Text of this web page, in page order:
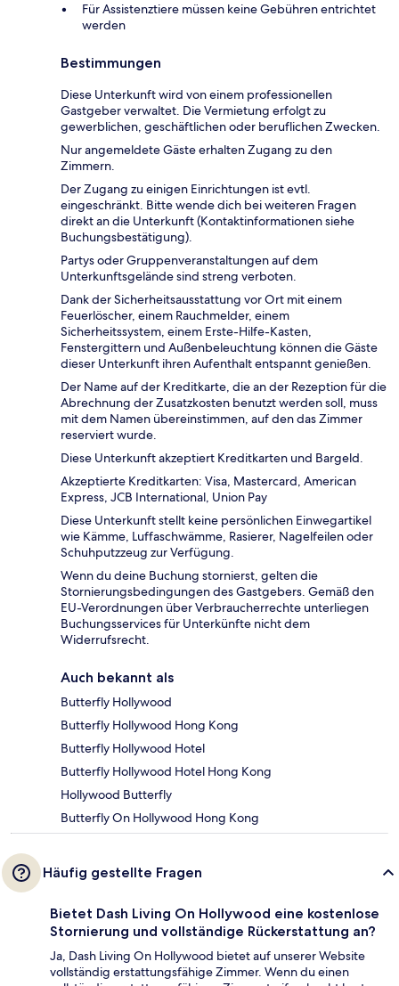
Für Assistenztiere müssen keine Gebühren entrichtet
werden
Bestimmungen
Diese Unterkunft wird von einem professionellen
Gastgeber verwaltet. Die Vermietung erfolgt zu
gewerblichen, geschäftlichen oder beruflichen Zwecken.
Nur angemeldete Gäste erhalten Zugang zu den
Zimmern.
Der Zugang zu einigen Einrichtungen ist evtl.
eingeschränkt. Bitte wende dich bei weiteren Fragen
direkt an die Unterkunft (Kontaktinformationen siehe
Buchungsbestätigung).
Partys oder Gruppenveranstaltungen auf dem
Unterkunftsgelände sind streng verboten.
Dank der Sicherheitsausstattung vor Ort mit einem
Feuerlöscher, einem Rauchmelder, einem
Sicherheitssystem, einem Erste-Hilfe-Kasten,
Fenstergittern und Außenbeleuchtung können die Gäste
dieser Unterkunft ihren Aufenthalt entspannt genießen.
Der Name auf der Kreditkarte, die an der Rezeption für die
Abrechnung der Zusatzkosten benutzt werden soll, muss
mit dem Namen übereinstimmen, auf den das Zimmer
reserviert wurde.
Diese Unterkunft akzeptiert Kreditkarten und Bargeld.
Akzeptierte Kreditkarten: Visa, Mastercard, American
Express, JCB International, Union Pay
Diese Unterkunft stellt keine persönlichen Einwegartikel
wie Kämme, Luffaschwämme, Rasierer, Nagelfeilen oder
Schuhputzzeug zur Verfügung.
Wenn du deine Buchung stornierst, gelten die
Stornierungsbedingungen des Gastgebers. Gemäß den
EU-Verordnungen über Verbraucherrechte unterliegen
Buchungsservices für Unterkünfte nicht dem
Widerrufsrecht.
Auch bekannt als
Butterfly Hollywood
Butterfly Hollywood Hong Kong
Butterfly Hollywood Hotel
Butterfly Hollywood Hotel Hong Kong
Hollywood Butterfly
Butterfly On Hollywood Hong Kong
Häufig gestellte Fragen
Bietet Dash Living On Hollywood eine kostenlose
Stornierung und vollständige Rückerstattung an?
Ja, Dash Living On Hollywood bietet auf unserer Website
vollständig erstattungsfähige Zimmer. Wenn du einen